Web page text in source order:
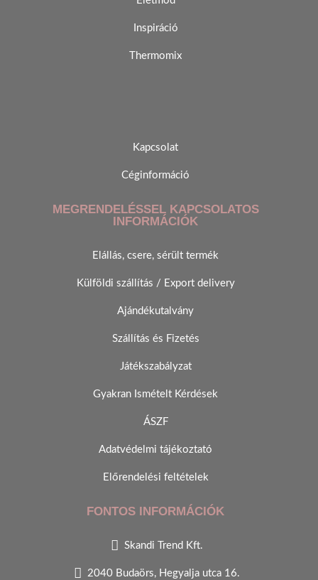
Inspiráció
Thermomix
Kapcsolat
Céginformáció
MEGRENDELÉSSEL KAPCSOLATOS
INFORMÁCIÓK
Elállás, csere, sérült termék
Külföldi szállítás / Export delivery
Ajándékutalvány
Szállítás és Fizetés
Játékszabályzat
Gyakran Ismételt Kérdések
ÁSZF
Adatvédelmi tájékoztató
Előrendelési feltételek
FONTOS INFORMÁCIÓK
Skandi Trend Kft.
2040 Budaörs, Hegyalja utca 16.